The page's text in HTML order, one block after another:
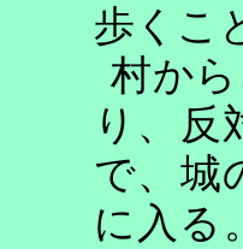
歩くこ
村か
り、反
で、城
に入る